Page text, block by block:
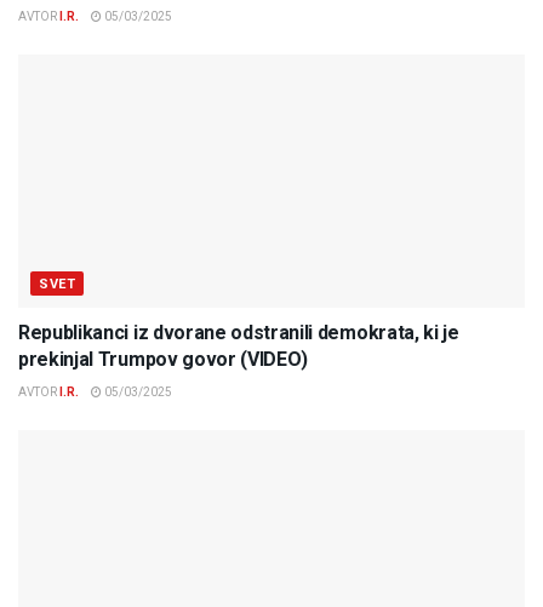
AVTOR I.R. 05/03/2025
SVET
Republikanci iz dvorane odstranili demokrata, ki je
prekinjal Trumpov govor (VIDEO)
AVTOR I.R. 05/03/2025